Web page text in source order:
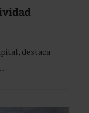
destaca
…